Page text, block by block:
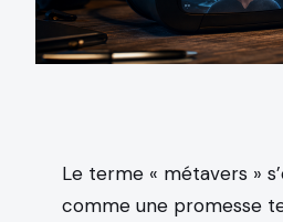
Le terme « métavers »
comme une promesse